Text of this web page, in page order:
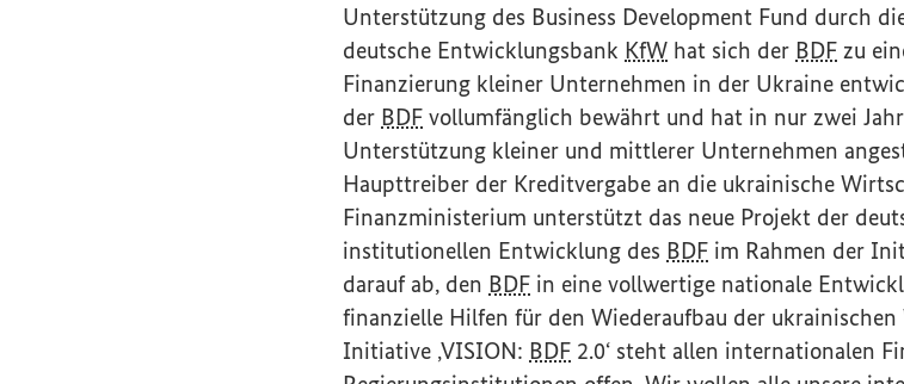
Unterstützung des Business Development Fund durch
deutsche Entwicklungsbank KfW hat sich der BDF zu
Finanzierung kleiner Unternehmen in der Ukraine
der BDF vollumfänglich bewährt und hat in nur zwei
Unterstützung kleiner und mittlerer Unternehmen
Haupttreiber der Kreditvergabe an die ukrainische
Finanzministerium unterstützt das neue Projekt der
institutionellen Entwicklung des BDF im Rahmen der
darauf ab, den BDF in eine vollwertige nationale
finanzielle Hilfen für den Wiederaufbau der
Initiative ‚VISION: BDF 2.0‘ steht allen internationalen